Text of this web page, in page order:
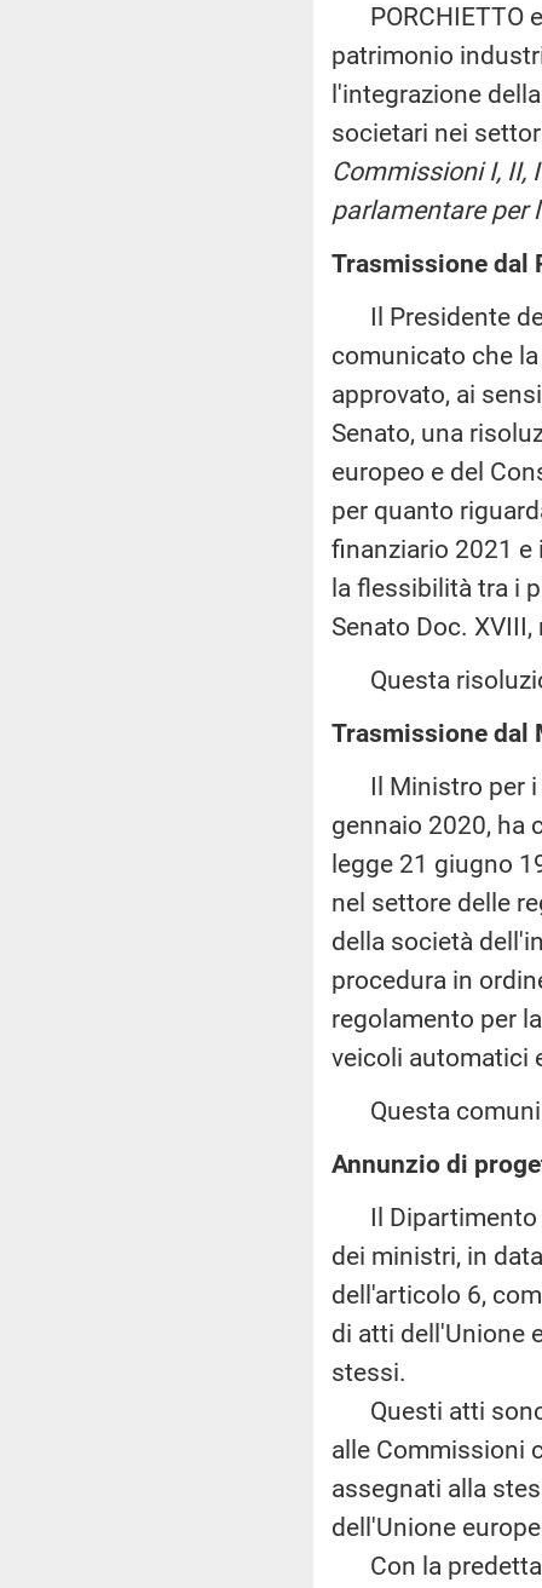
PORCHIETTO
patrimonio
l'integrazione
societari nei
Commissioni I, II,
parlamentare per
Trasmissione dal
Il Presidente del
comunicato che
approvato, ai
Senato, una
europeo e del
per quanto
finanziario 2021
la flessibilità tra i
Senato Doc.
Questa
Trasmissione dal
Il Ministro per i
gennaio 2020, ha
legge 21 giugno
nel settore delle
della società
procedura in
regolamento per
veicoli automatici
Questa
Annunzio di
Il Dipartimento
dei ministri, in
dell'articolo 6,
di atti dell'Unione
stessi.
Questi atti sono
alle Commissioni
assegnati alla
dell'Unione
Con la predetta